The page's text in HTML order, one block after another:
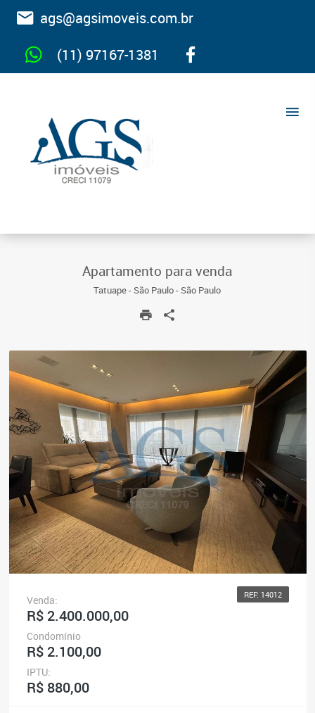
ags@agsimoveis.com.br
(11) 97167-1381
Apartamento para venda
Tatuape - São Paulo - São Paulo
REF: 14012
Venda:
R$ 2.400.000,00
Condomínio
R$ 2.100,00
IPTU:
R$ 880,00